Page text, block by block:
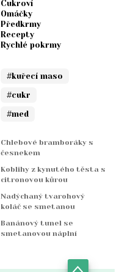
Cukroví
Omáčky
Předkrmy
Recepty
Rychlé pokrmy
#kuřecí maso
#cukr
#med
Chlebové bramboráky s
česnekem
Koblihy z kynutého těsta s
citronovou kůrou
Nadýchaný tvarohový
koláč se smetanou
Banánový tunel se
smetanovou náplní